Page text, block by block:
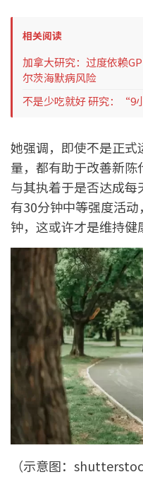
相关阅读
加拿大研究：过度依赖
尔茨海默病风险
不是少吃就好 研究：“9
她强调，即使不是正
量，都有助于改善新陈
与其执着于是否达成
有30分钟中等强度活
钟，这或许才是维持健
（示意图：